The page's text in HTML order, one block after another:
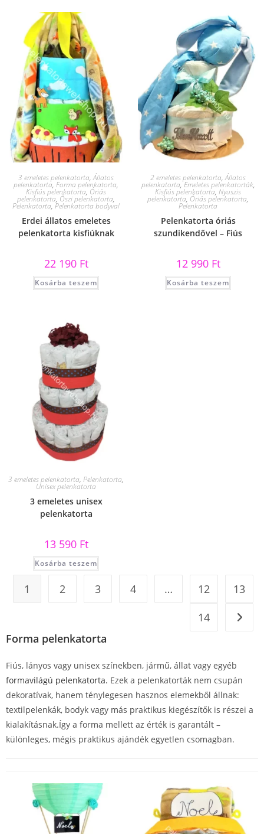
3 emeletes pelenkatorta,Állatos
pelenkatorta, Forma pelenkatorta,
Kisfiús pelenkatorta, Óriás
pelenkatorta, Őszi pelenkatorta,
Pelenkatorta, Pelenkatorta bodyval
Erdei állatos emeletes
pelenkatorta kisfiúknak
22 190 Ft
Kosárba teszem
2 emeletes pelenkatorta,Állatos
pelenkatorta,Emeletes pelenkatorták,
Kisfiús pelenkatorta, Nyuszis
pelenkatorta, Óriás pelenkatorta,
Pelenkatorta
Pelenkatorta óriás
szundikendővel – Fiús
12 990 Ft
Kosárba teszem
3 emeletes pelenkatorta, Pelenkatorta,
Unisex pelenkatorta
3 emeletes unisex
pelenkatorta
13 590 Ft
Kosárba teszem
1 2 3 4 … 12
13
14
Forma pelenkatorta
Fiús, lányos vagy unisex színekben, jármű, állat vagy egyéb
formavilágú pelenkatorta. Ezek a pelenkatorták nem csupán
dekoratívak, hanem ténylegesen hasznos elemekből állnak:
textilpelenkák, bodyk vagy más praktikus kiegészítők is részei a
kialakításnak.Így a forma mellett az érték is garantált –
különleges, mégis praktikus ajándék egyetlen csomagban.